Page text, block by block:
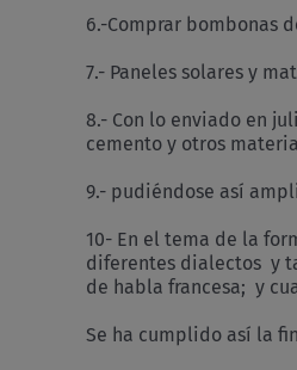
6.-Comprar bombonas
7.- Paneles solares y
8.- Con lo enviado en
cemento y otros
9.- pudiéndose así
10- En el tema de la
diferentes dialectos y
de habla francesa; y
Se ha cumplido así la